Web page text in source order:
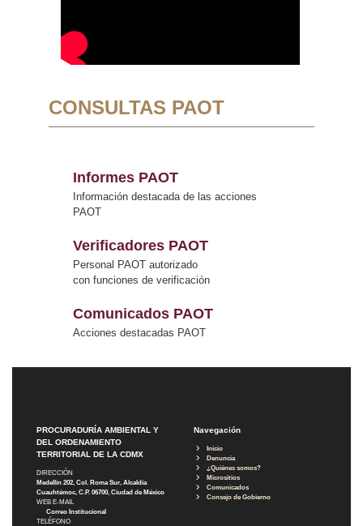
CONSULTAS PAOT
Informes PAOT
Información destacada de las acciones
PAOT
Verificadores PAOT
Personal PAOT autorizado
con funciones de verificación
Comunicados PAOT
Acciones destacadas PAOT
PROCURADURÍA AMBIENTAL Y
DEL ORDENAMIENTO
TERRITORIAL DE LA CDMX
DIRECCIÓN
Medellín 202, Col. Roma Sur, Alcaldía
Cuauhtémoc, C.P. 06700, Ciudad de México
WEB E-MAIL
Correo Institucional
TELÉFONO
Navegación
Inicio
Denuncia
¿Quiénes somos?
Micrositios
Comunicados
Consejo de Gobierno